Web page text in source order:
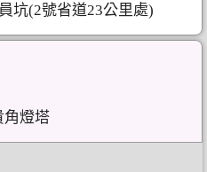
坑(2號省道23公里處)
角燈塔